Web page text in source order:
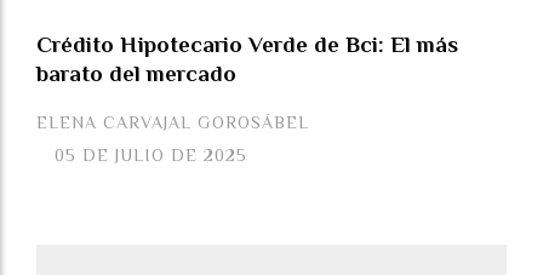
Crédito Hipotecario Verde de Bci: El más
barato del mercado
ELENA CARVAJAL GOROSÁBEL
05 DE JULIO DE 2025